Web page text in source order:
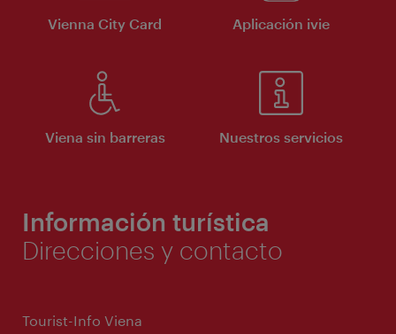
Vienna City Card Aplicación ivie
Viena sin barreras Nuestros servicios
Información turística
Direcciones y contacto
Tourist-Info Viena